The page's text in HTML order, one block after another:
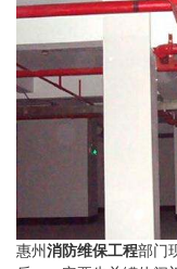
惠州 消防维保工程部门